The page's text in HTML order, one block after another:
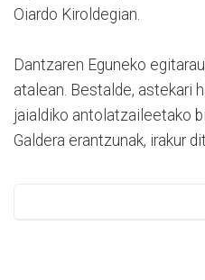
Oiardo Kiroldegian.
Dantzaren Eguneko
atalean. Bestalde, astekari
jaialdiko antolatzaileetako
Galdera erantzunak, irakur